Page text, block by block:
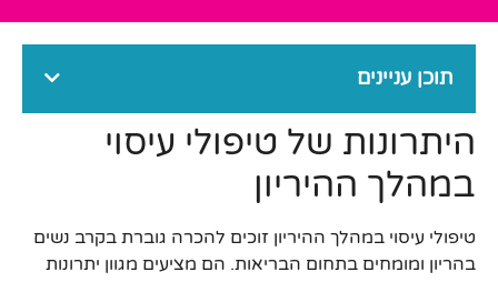
תוכן עניינים
היתרונות של טיפולי עיסוי
במהלך ההיריון
טיפולי עיסוי במהלך ההיריון זוכים להכרה גוברת בקרב נשים
בהריון ומומחים בתחום הבריאות. הם מציעים מגוון יתרונות